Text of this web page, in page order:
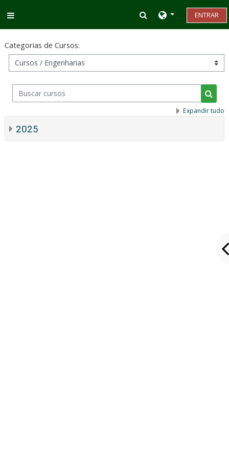
Alternar entrada
ENTRAR
Categorias de Cursos:
Buscar cursos
Expandir tudo
2025